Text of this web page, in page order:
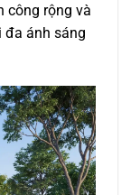
công rộng và
đa ánh sáng